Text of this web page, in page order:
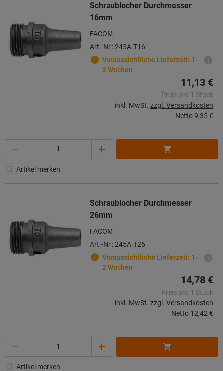
Schraublocher Durchmesser
16mm
FACOM
Art.-Nr.: 245A.T16
Voraussichtliche Lieferzeit: 1-
2 Wochen
11,13 €
Preis pro 1 Stück
inkl. MwSt. zzgl. Versandkosten
Netto9,35 €
Artikel merken
Schraublocher Durchmesser
26mm
FACOM
Art.-Nr.: 245A.T26
Voraussichtliche Lieferzeit: 1-
2 Wochen
14,78 €
Preis pro 1 Stück
inkl. MwSt. zzgl. Versandkosten
Netto 12,42 €
Artikel merken